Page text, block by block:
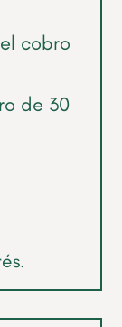
cobro
de 30